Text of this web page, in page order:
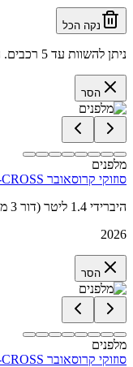
נקה הכל
ניתן להשוות עד 5 רכבים. הסירו רכב מההשוואה כדי להוסיף אחר.
הסר
מלפנים
סוזוקי קרוסאובר S-CROSS
GLX היברידי 1.4 ליטר (דור 3 מעודכן)
2026
הסר
מלפנים
סוזוקי קרוסאובר S-CROSS